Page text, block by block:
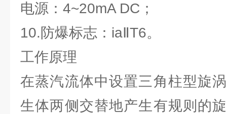
电源：4~20mA DC；
10.防爆标志：iaⅡT6。
工作原理
在蒸汽流体中设置三角柱型旋
生体两侧交替地产生有规则的